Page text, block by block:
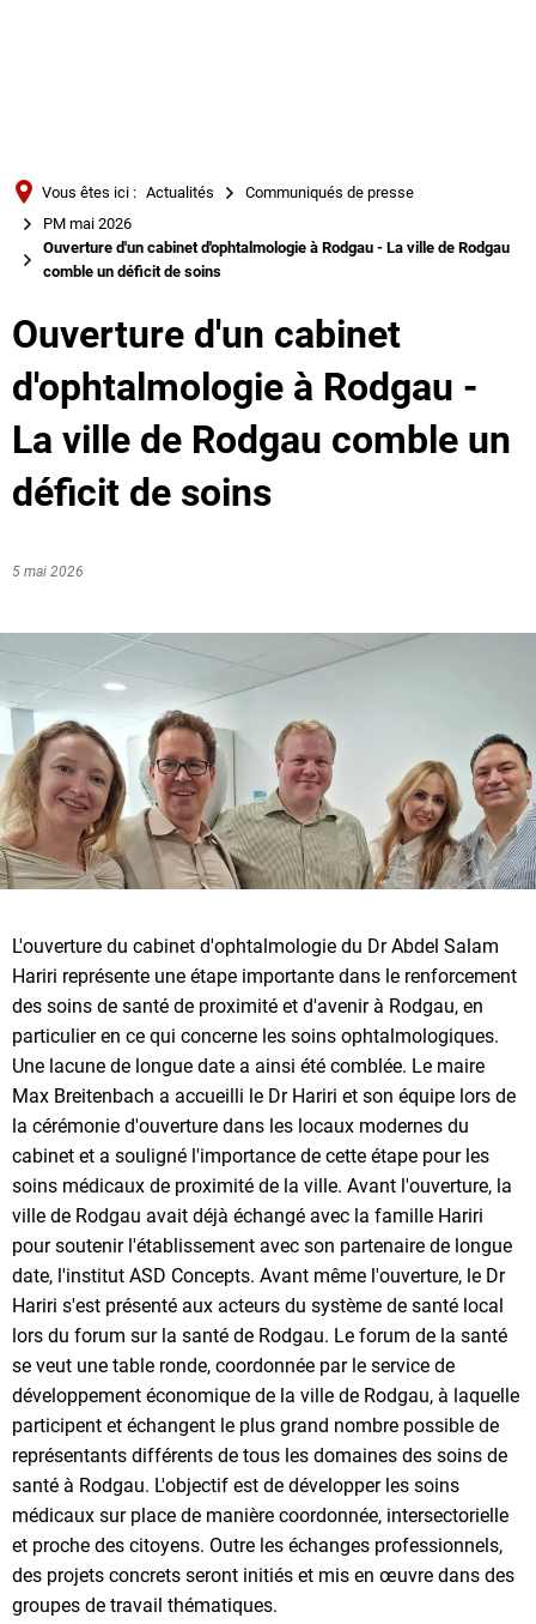
Български
Deutsch
Vous êtes ici : Actualités
Communiqués de presse
PM mai 2026
Ouverture d'un cabinet d'ophtalmologie à Rodgau - La ville de Rodgau
comble un déficit de soins
Ouverture d'un cabinet
d'ophtalmologie à Rodgau -
La ville de Rodgau comble un
déficit de soins
5 mai 2026
L'ouverture du cabinet d'ophtalmologie du Dr Abdel Salam
Hariri représente une étape importante dans le renforcement
des soins de santé de proximité et d'avenir à Rodgau, en
particulier en ce qui concerne les soins ophtalmologiques.
Une lacune de longue date a ainsi été comblée. Le maire
Max Breitenbach a accueilli le Dr Hariri et son équipe lors de
la cérémonie d'ouverture dans les locaux modernes du
cabinet et a souligné l'importance de cette étape pour les
soins médicaux de proximité de la ville. Avant l'ouverture, la
ville de Rodgau avait déjà échangé avec la famille Hariri
pour soutenir l'établissement avec son partenaire de longue
date, l'institut ASD Concepts. Avant même l'ouverture, le Dr
Hariri s'est présenté aux acteurs du système de santé local
lors du forum sur la santé de Rodgau. Le forum de la santé
se veut une table ronde, coordonnée par le service de
développement économique de la ville de Rodgau, à laquelle
participent et échangent le plus grand nombre possible de
représentants différents de tous les domaines des soins de
santé à Rodgau. L'objectif est de développer les soins
médicaux sur place de manière coordonnée, intersectorielle
et proche des citoyens. Outre les échanges professionnels,
des projets concrets seront initiés et mis en œuvre dans des
groupes de travail thématiques.